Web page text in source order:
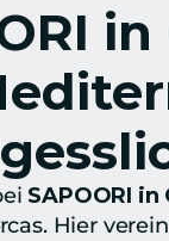
SAPOORI in
Hier